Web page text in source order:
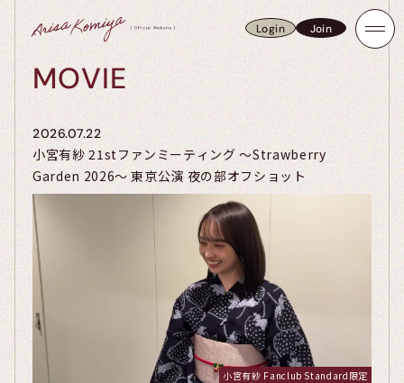
Login
Join
MOVIE
2026.07.22
小宮有紗 21stファンミーティング ～Strawberry
Garden 2026～ 東京公演 夜の部オフショット
小宮有紗 Fanclub Standard限定